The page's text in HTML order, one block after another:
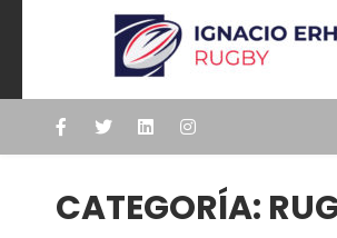
Ignacio Erhart
Rugby
CATEGORÍA: